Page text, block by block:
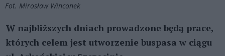
Fot. Mirosław Winconek
W najbliższych dniach prowadzone będą prace,
których celem jest utworzenie buspasa w ciągu